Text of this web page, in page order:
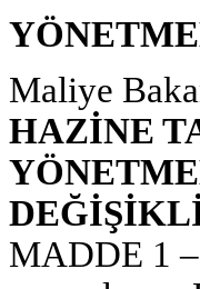
Maliye
HAZİNE
MADDE 1 –